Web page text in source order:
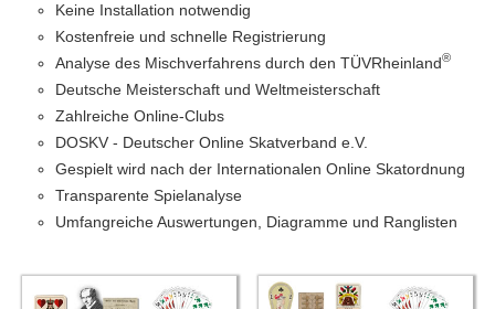
Keine Installation notwendig
Kostenfreie und schnelle Registrierung
Analyse des Mischverfahrens durch den TÜVRheinland®
Deutsche Meisterschaft und Weltmeisterschaft
Zahlreiche Online-Clubs
DOSKV - Deutscher Online Skatverband e.V.
Gespielt wird nach der Internationalen Online Skatordnung
Transparente Spielanalyse
Umfangreiche Auswertungen, Diagramme und Ranglisten